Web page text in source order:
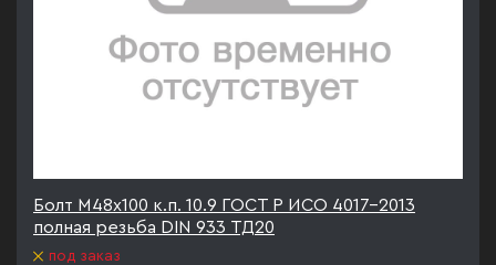
Болт М48х100 к.п. 10.9 ГОСТ Р ИСО 4017-2013
полная резьба DIN 933 ТД20
под заказ